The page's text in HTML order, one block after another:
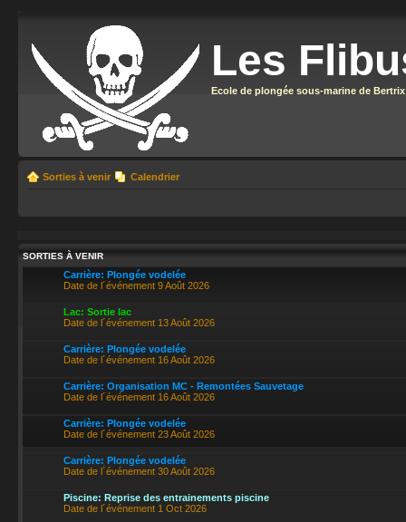
Les
Ecole de plongée sous-marine de Bertrix
Sorties à venir Calendrier
SORTIES À VENIR
Carrière: Plongée vodelée
Date de l´événement 9 Août 2026
Lac: Sortie lac
Date de l´événement 13 Août 2026
Carrière: Plongée vodelée
Date de l´événement 16 Août 2026
Carrière: Organisation MC - Remontées Sauvetage
Date de l´événement 16 Août 2026
Carrière: Plongée vodelée
Date de l´événement 23 Août 2026
Carrière: Plongée vodelée
Date de l´événement 30 Août 2026
Piscine: Reprise des entrainements piscine
Date de l´événement 1 Oct 2026